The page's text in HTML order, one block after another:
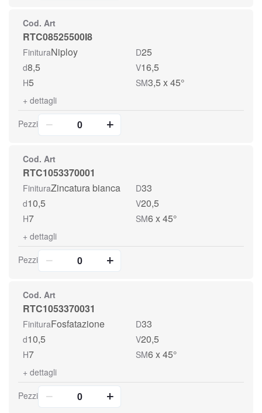
Cod. Art
RTC08525500I8
FinituraNiploy D25
d8,5 V16,5
H5 SM3,5 x 45°
+ dettagli
Pezzi
Cod. Art
RTC1053370001
FinituraZincatura bianca D33
d10,5 V20,5
H7 SM6 x 45°
+ dettagli
Pezzi
Cod. Art
RTC1053370031
FinituraFosfatazione D33
d10,5 V20,5
H7 SM6 x 45°
+ dettagli
Pezzi